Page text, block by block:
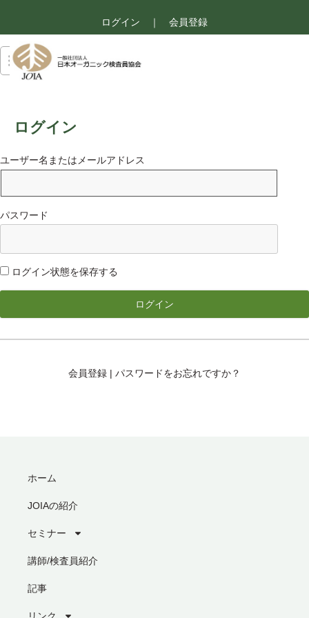
ログイン ｜ 会員登録
ログイン
ユーザー名またはメールアドレス
パスワード
ログイン状態を保存する
会員登録 | パスワードをお忘れですか？
ホーム
JOIAの紹介
セミナー
講師/検査員紹介
記事